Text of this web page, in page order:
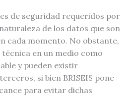
de seguridad requeridos por
de los datos que son
cada momento. No obstante,
en un medio como
y pueden existir
si bien BRISEIS pone
para evitar dichas